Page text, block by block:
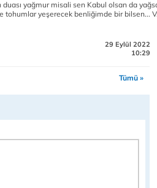
duası yağmur misali sen Kabul olsan da
tohumlar yeşerecek benliğimde bir bilsen...
29 Eylül 2022
10:29
Tümü »